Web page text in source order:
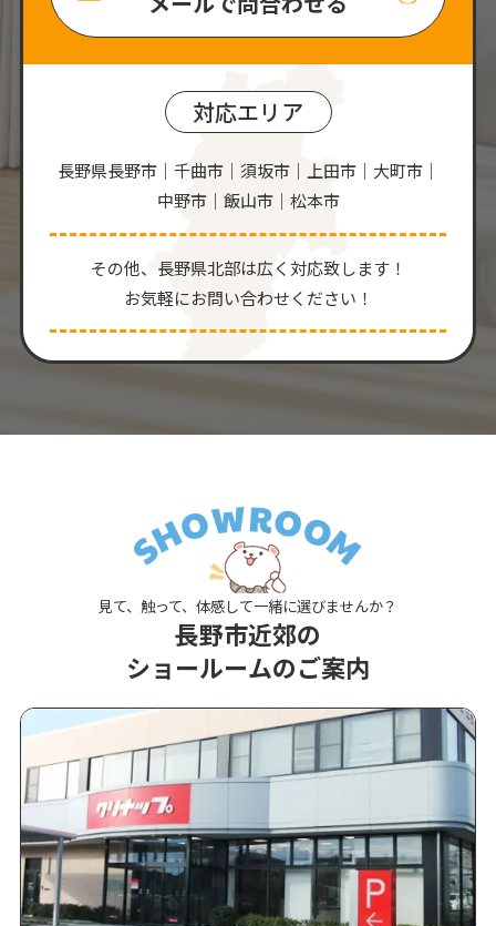
対応エリア
長野県長野市｜千曲市｜須坂市｜上田市｜大町市｜
中野市｜飯山市｜松本市
その他、⻑野県北部は広く対応致します！
お気軽にお問い合わせください！
見て、触って、体感して一緒に選びませんか？
長野市近郊の
ショールームのご案内